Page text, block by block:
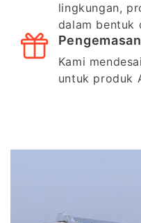
lingkungan,
dalam bentuk
Pengemasan
Kami
untuk produk